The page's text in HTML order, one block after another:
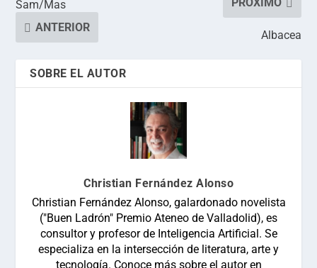
Sam/Mas
ANTERIOR
Albacea
SOBRE EL AUTOR
Christian Fernández Alonso
Christian Fernández Alonso, galardonado novelista
("Buen Ladrón" Premio Ateneo de Valladolid), es
consultor y profesor de Inteligencia Artificial. Se
especializa en la intersección de literatura, arte y
tecnología. Conoce más sobre el autor en